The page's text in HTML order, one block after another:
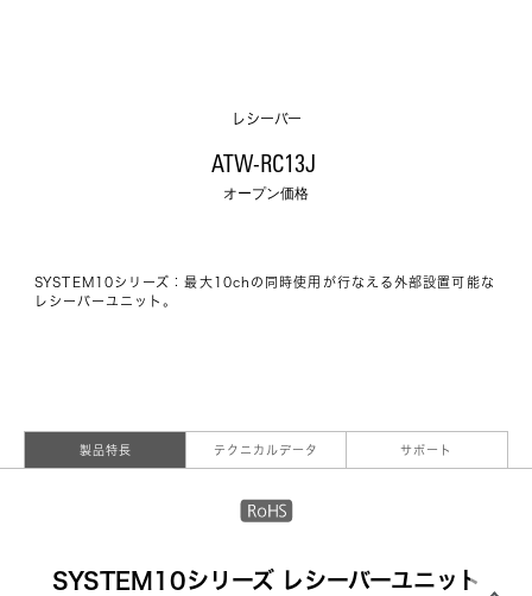
レシーバー
ATW-RC13J
オープン価格
SYSTEM10シリーズ：最大10chの同時使用が行なえる外部設置可能な
レシーバーユニット。
製品特長 テクニカルデータ サポート
SYSTEM10シリーズ レシーバーユニット